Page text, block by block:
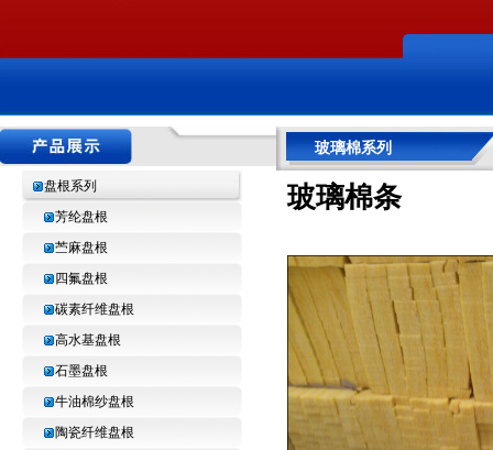
盘根系列
芳纶盘根
苎麻盘根
四氟盘根
碳素纤维盘根
高水基盘根
石墨盘根
牛油棉纱盘根
陶瓷纤维盘根
玻璃棉系列
玻璃棉条